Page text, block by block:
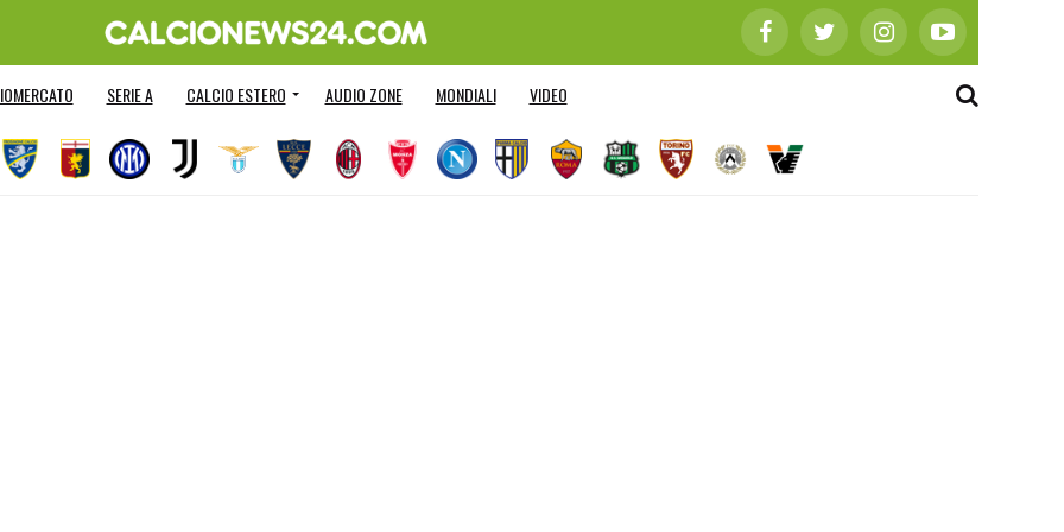
SERIE A CALCIO ESTERO AUDIO ZONE MONDIALI VIDEO